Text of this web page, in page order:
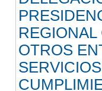
REGIONAL
OTROS